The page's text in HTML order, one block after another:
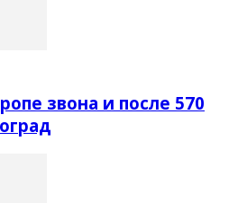
звона и после 570